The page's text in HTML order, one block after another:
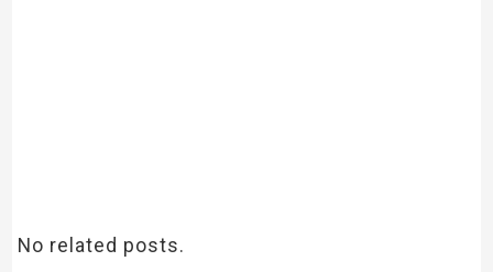
No related posts.